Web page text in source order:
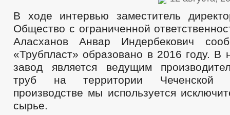
В ходе интервью заместитель
Общество с ограниченной
Аласханов Анвар Индербекович
«Трубпласт» образовано в 2016 году. В
завод является ведущим
труб на территории Чеченской
производстве мы используется
сырье.